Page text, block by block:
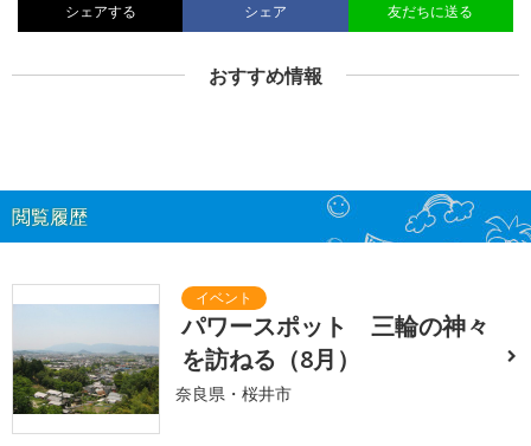
シェアする シェア 友だちに送る
おすすめ情報
閲覧履歴
パワースポット 三輪の神々
を訪ねる（8月）
奈良県・桜井市